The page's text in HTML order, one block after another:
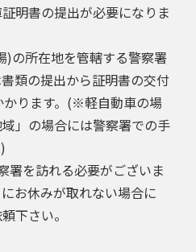
明書の提出が必要になりま
)の所在地を管轄する警察署
類の提出から証明書の交付
かります。(※軽自動車の場
」の場合には警察署での手
署を訪れる必要がございま
お休みが取れない場合に
下さい。